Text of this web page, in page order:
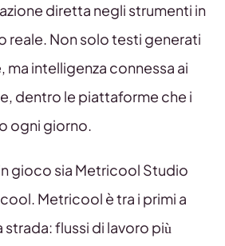
diretta negli strumenti in
reale. Non solo testi generati
intelligenza connessa ai
dentro le piattaforme che i
ogni giorno.
gioco sia Metricool Studio
Metricool è tra i primi a
flussi di lavoro più